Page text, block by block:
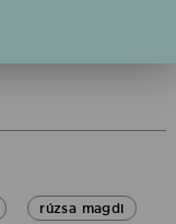
rúzsa magdi